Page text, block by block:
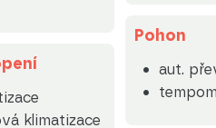
klimatizace
Pohon
aut.